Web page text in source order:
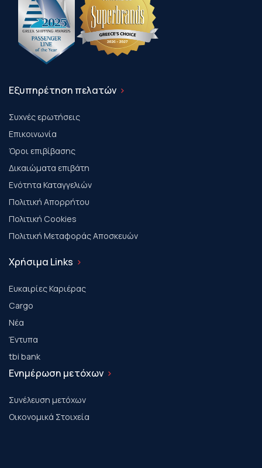
Εξυπηρέτηση πελατών
Συχνές ερωτήσεις
Επικοινωνία
Όροι επιβίβασης
Δικαιώματα επιβάτη
Ενότητα Καταγγελιών
Πολιτική Απορρήτου
Πολιτική Cookies
Πολιτική Μεταφοράς Αποσκευών
Χρήσιμα Links
Ευκαιρίες Καριέρας
Cargo
Νέα
Έντυπα
tbi bank
Ενημέρωση μετόχων
Συνέλευση μετόχων
Οικονομικά Στοιχεία